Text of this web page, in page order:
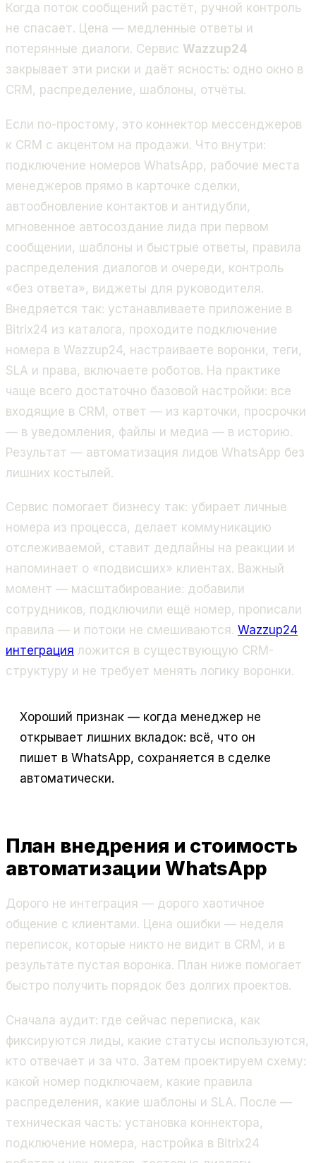
Когда поток сообщений растёт, ручной контроль
не спасает. Цена — медленные ответы и
потерянные диалоги. Сервис Wazzup24
закрывает эти риски и даёт ясность: одно окно в
CRM, распределение, шаблоны, отчёты.
Если по-простому, это коннектор мессенджеров
к CRM с акцентом на продажи. Что внутри:
подключение номеров WhatsApp, рабочие места
менеджеров прямо в карточке сделки,
автообновление контактов и антидубли,
мгновенное автосоздание лида при первом
сообщении, шаблоны и быстрые ответы, правила
распределения диалогов и очереди, контроль
«без ответа», виджеты для руководителя.
Внедряется так: устанавливаете приложение в
Bitrix24 из каталога, проходите подключение
номера в Wazzup24, настраиваете воронки, теги,
SLA и права, включаете роботов. На практике
чаще всего достаточно базовой настройки: все
входящие в CRM, ответ — из карточки, просрочки
— в уведомления, файлы и медиа — в историю.
Результат — автоматизация лидов WhatsApp без
лишних костылей.
Сервис помогает бизнесу так: убирает личные
номера из процесса, делает коммуникацию
отслеживаемой, ставит дедлайны на реакции и
напоминает о «подвисших» клиентах. Важный
момент — масштабирование: добавили
сотрудников, подключили ещё номер, прописали
правила — и потоки не смешиваются. Wazzup24
интеграция ложится в существующую CRM-
структуру и не требует менять логику воронки.
Хороший признак — когда менеджер не
открывает лишних вкладок: всё, что он
пишет в WhatsApp, сохраняется в сделке
автоматически.
План внедрения и стоимость
автоматизации WhatsApp
Дорого не интеграция — дорого хаотичное
общение с клиентами. Цена ошибки — неделя
переписок, которые никто не видит в CRM, и в
результате пустая воронка. План ниже помогает
быстро получить порядок без долгих проектов.
Сначала аудит: где сейчас переписка, как
фиксируются лиды, какие статусы используются,
кто отвечает и за что. Затем проектируем схему:
какой номер подключаем, какие правила
распределения, какие шаблоны и SLA. После —
техническая часть: установка коннектора,
подключение номера, настройка в Bitrix24